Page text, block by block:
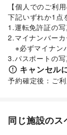
ビジネス・オフ
法人向けサー
イベント企画
【個人でのご利用
下記いずれか1点
1.運転免許証の写
2.マイナンバーカ
※必ずマイナン
3.パスポートの写
キャンセル
予約確定後：ご
同じ施設のス